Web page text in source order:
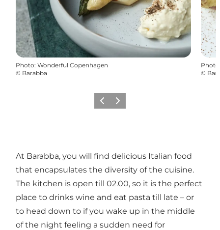
Photo: Wonderful Copenhagen
© Barabba
Photo
©
PrécédentSuivant
At Barabba, you will find delicious Italian food
that encapsulates the diversity of the cuisine.
The kitchen is open till 02.00, so it is the perfect
place to drinks wine and eat pasta till late – or
to head down to if you wake up in the middle
of the night feeling a sudden need for